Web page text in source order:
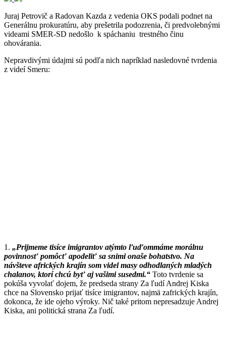
Juraj Petrovič a Radovan Kazda z vedenia OKS podali podnet na
Generálnu prokuratúru, aby prešetrila podozrenia, či predvolebnými
videami SMER-SD nedošlo k spáchaniu trestného činu
ohovárania.
Nepravdivými údajmi sú podľa nich napríklad nasledovné tvrdenia
z videí Smeru:
1. „Prijmeme tisíce imigrantov atýmto ľuďommáme morálnu
povinnosť pomôcť apodeliť sa snimi onaše bohatstvo. Na
návšteve afrických krajín som videl masy odhodlaných mladých
chalanov, ktorí chcú byť aj vašimi susedmi.“ Toto tvrdenie sa
pokúša vyvolať dojem, že predseda strany Za ľudí Andrej Kiska
chce na Slovensko prijať tisíce imigrantov, najmä zafrických krajín,
dokonca, že ide ojeho výroky. Nič také pritom nepresadzuje Andrej
Kiska, ani politická strana Za ľudí.